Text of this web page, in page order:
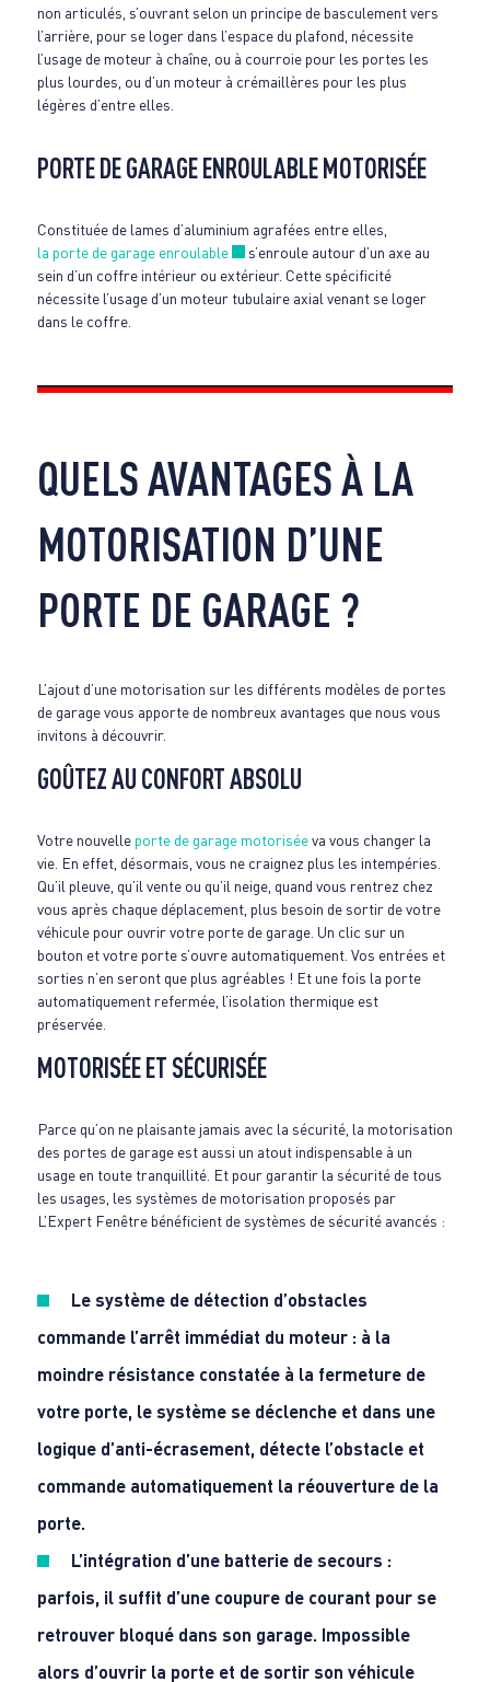
non articulés, s’ouvrant selon un principe de basculement vers
l’arrière, pour se loger dans l’espace du plafond, nécessite
l’usage de moteur à chaîne, ou à courroie pour les portes les
plus lourdes, ou d’un moteur à crémaillères pour les plus
légères d’entre elles.
PORTE DE GARAGE ENROULABLE MOTORISÉE
Constituée de lames d’aluminium agrafées entre elles,
la porte de garage enroulable
Nouvelle fenêtre
s’enroule autour d’un axe au
sein d’un coffre intérieur ou extérieur. Cette spécificité
nécessite l’usage d’un moteur tubulaire axial venant se loger
dans le coffre.
QUELS AVANTAGES À LA
MOTORISATION D’UNE
PORTE DE GARAGE ?
L’ajout d’une motorisation sur les différents modèles de portes
de garage vous apporte de nombreux avantages que nous vous
invitons à découvrir.
GOÛTEZ AU CONFORT ABSOLU
Votre nouvelleporte de garage motoriséeva vous changer la
vie. En effet, désormais, vous ne craignez plus les intempéries.
Qu’il pleuve, qu’il vente ou qu’il neige, quand vous rentrez chez
vous après chaque déplacement, plus besoin de sortir de votre
véhicule pour ouvrir votre porte de garage. Un clic sur un
bouton et votre porte s’ouvre automatiquement. Vos entrées et
sorties n’en seront que plus agréables ! Et une fois la porte
automatiquement refermée, l’isolation thermique est
préservée.
MOTORISÉE ET SÉCURISÉE
Parce qu’on ne plaisante jamais avec la sécurité, la motorisation
des portes de garage est aussi un atout indispensable à un
usage en toute tranquillité. Et pour garantir la sécurité de tous
les usages, les systèmes de motorisation proposés par
L’Expert Fenêtre bénéficient de systèmes de sécurité avancés :
Le système de détection d’obstacles
commande l’arrêt immédiat du moteur : à la
moindre résistance constatée à la fermeture de
votre porte, le système se déclenche et dans une
logique d’anti-écrasement, détecte l’obstacle et
commande automatiquement la réouverture de la
porte.
L’intégration d’une batterie de secours :
parfois, il suffit d’une coupure de courant pour se
retrouver bloqué dans son garage. Impossible
alors d’ouvrir la porte et de sortir son véhicule